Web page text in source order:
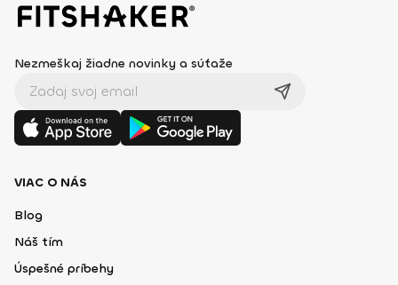
Nezmeškaj žiadne novinky a súťaže
VIAC O NÁS
Blog
Náš tím
Úspešné príbehy